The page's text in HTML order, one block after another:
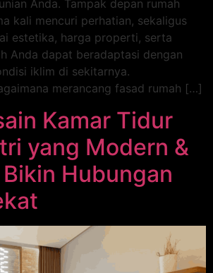
Anda. Tampak depan rumah
kali mencuri perhatian, sekaligus
estetika, harga properti, serta
Anda dapat beradaptasi dengan
iklim di sekitarnya.
merancang fasad rumah […]
Kamar Tidur
yang Modern &
Hubungan